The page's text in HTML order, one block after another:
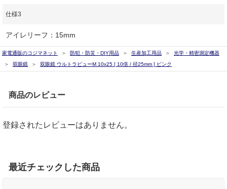
仕様3
アイレリーフ：15mm
家電通販のコジマネット 防犯・防災・DIY用品 生産加工用品
光学・精密測定機器
双眼鏡
双眼鏡 ウルトラビューM 10x25 [ 10倍 / 径25mm ] ピンク
商品のレビュー
登録されたレビューはありません。
最近チェックした商品